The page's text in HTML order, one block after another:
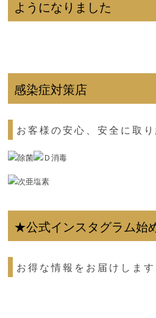
ようになりました
感染症対策店
お客様の安心、安全に取
★公式インスタグラム始
お得な情報をお届けしま